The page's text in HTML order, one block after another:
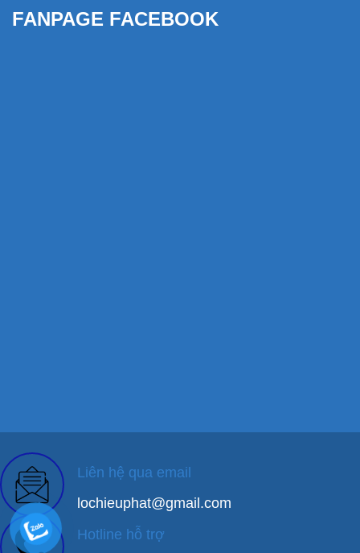
FANPAGE FACEBOOK
Liên hệ qua email
lochieuphat@gmail.com
Hotline hỗ trợ